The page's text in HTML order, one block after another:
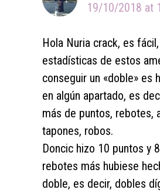
19/10/2018 at
Hola Nuria crack, es
estadísticas de estos
conseguir un «doble» es
en algún apartado, es
más de puntos, rebotes,
tapones, robos.
Doncic hizo 10 puntos y
rebotes más hubiese
doble, es decir, dobles